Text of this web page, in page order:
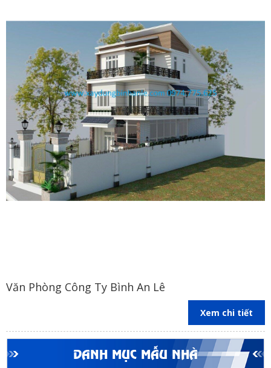
DANH MỤC MẪU NHÀ
Văn Phòng Công Ty Bình An Lê
Xem chi tiết